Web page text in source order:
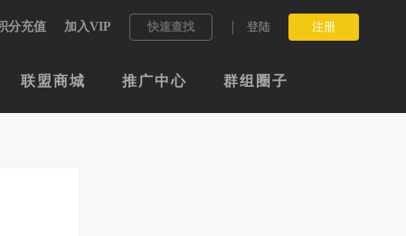
分充值 加入VIP 快速查找 登陆 注册
联盟商城 推广中心 群组圈子